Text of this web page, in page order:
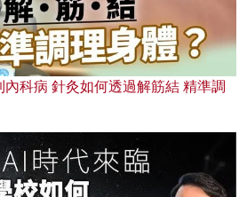
科病 針灸如何透過解筋結 精準調